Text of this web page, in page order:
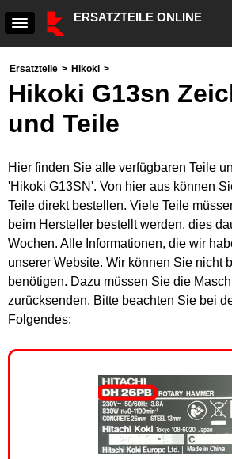
ERSATZTEILE ONLINE
Ersatzteile > Hikoki >
Hikoki G13sn
und Teile
Hier finden Sie alle verfügbaren Teile
'Hikoki G13SN'. Von hier aus können
Teile direkt bestellen. Viele Teile
beim Hersteller bestellt werden, dies
Wochen. Alle Informationen, die wir
unserer Website. Wir können Sie nicht
benötigen. Dazu müssen Sie die
zurücksenden. Bitte beachten Sie bei
Folgendes: